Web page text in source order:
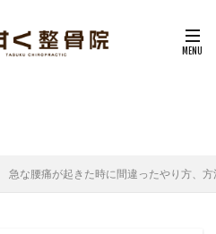
急な腰痛が起きた時に間違ったやり方、